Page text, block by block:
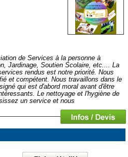
de Services à la personne à
Jardinage, Soutien Scolaire, etc.... La
rendus est notre priorité. Nous
et compétent. Nous travaillons dans le
qui est d'abord moral avant d'être
Le nettoyage et l'hygiène de
un service et nous